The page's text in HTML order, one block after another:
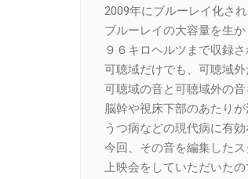
2009年にブルーレイ化さ
ブルーレイの大容量を生
９６キロヘルツまで収録さ
可聴域だけでも、可聴域
可聴域の音と可聴域外の音
脳幹や視床下部のあたり
うつ病などの現代病に有効
今回、その音を編集した
上映会をしていただいたの